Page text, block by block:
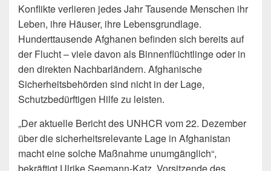
Konflikte verlieren jedes Jahr Tausende Menschen ihr
Leben, ihre Häuser, ihre Lebensgrundlage.
Hunderttausende Afghanen befinden sich bereits auf
der Flucht – viele davon als Binnenflüchtlinge oder in
den direkten Nachbarländern. Afghanische
Sicherheitsbehörden sind nicht in der Lage,
Schutzbedürftigen Hilfe zu leisten.
„Der aktuelle Bericht des UNHCR vom 22. Dezember
über die sicherheitsrelevante Lage in Afghanistan
macht eine solche Maßnahme unumgänglich“,